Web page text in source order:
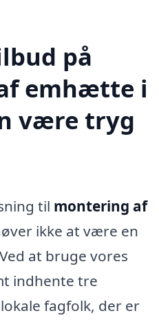
på
emhætte i
være tryg
til montering af
ikke at være en
at bruge vores
indhente tre
fagfolk, der er